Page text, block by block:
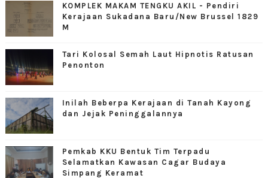
KOMPLEK MAKAM TENGKU AKIL - Pendiri
Kerajaan Sukadana Baru/New Brussel 1829
M
Tari Kolosal Semah Laut Hipnotis Ratusan
Penonton
Inilah Beberpa Kerajaan di Tanah Kayong
dan Jejak Peninggalannya
Pemkab KKU Bentuk Tim Terpadu
Selamatkan Kawasan Cagar Budaya
Simpang Keramat